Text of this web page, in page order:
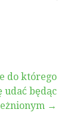
do którego
udać będąc
→